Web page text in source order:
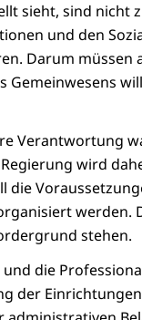
sieht, sind nicht
und den
Darum müssen
Verantwortung
wird
werden.
stehen.
die
der